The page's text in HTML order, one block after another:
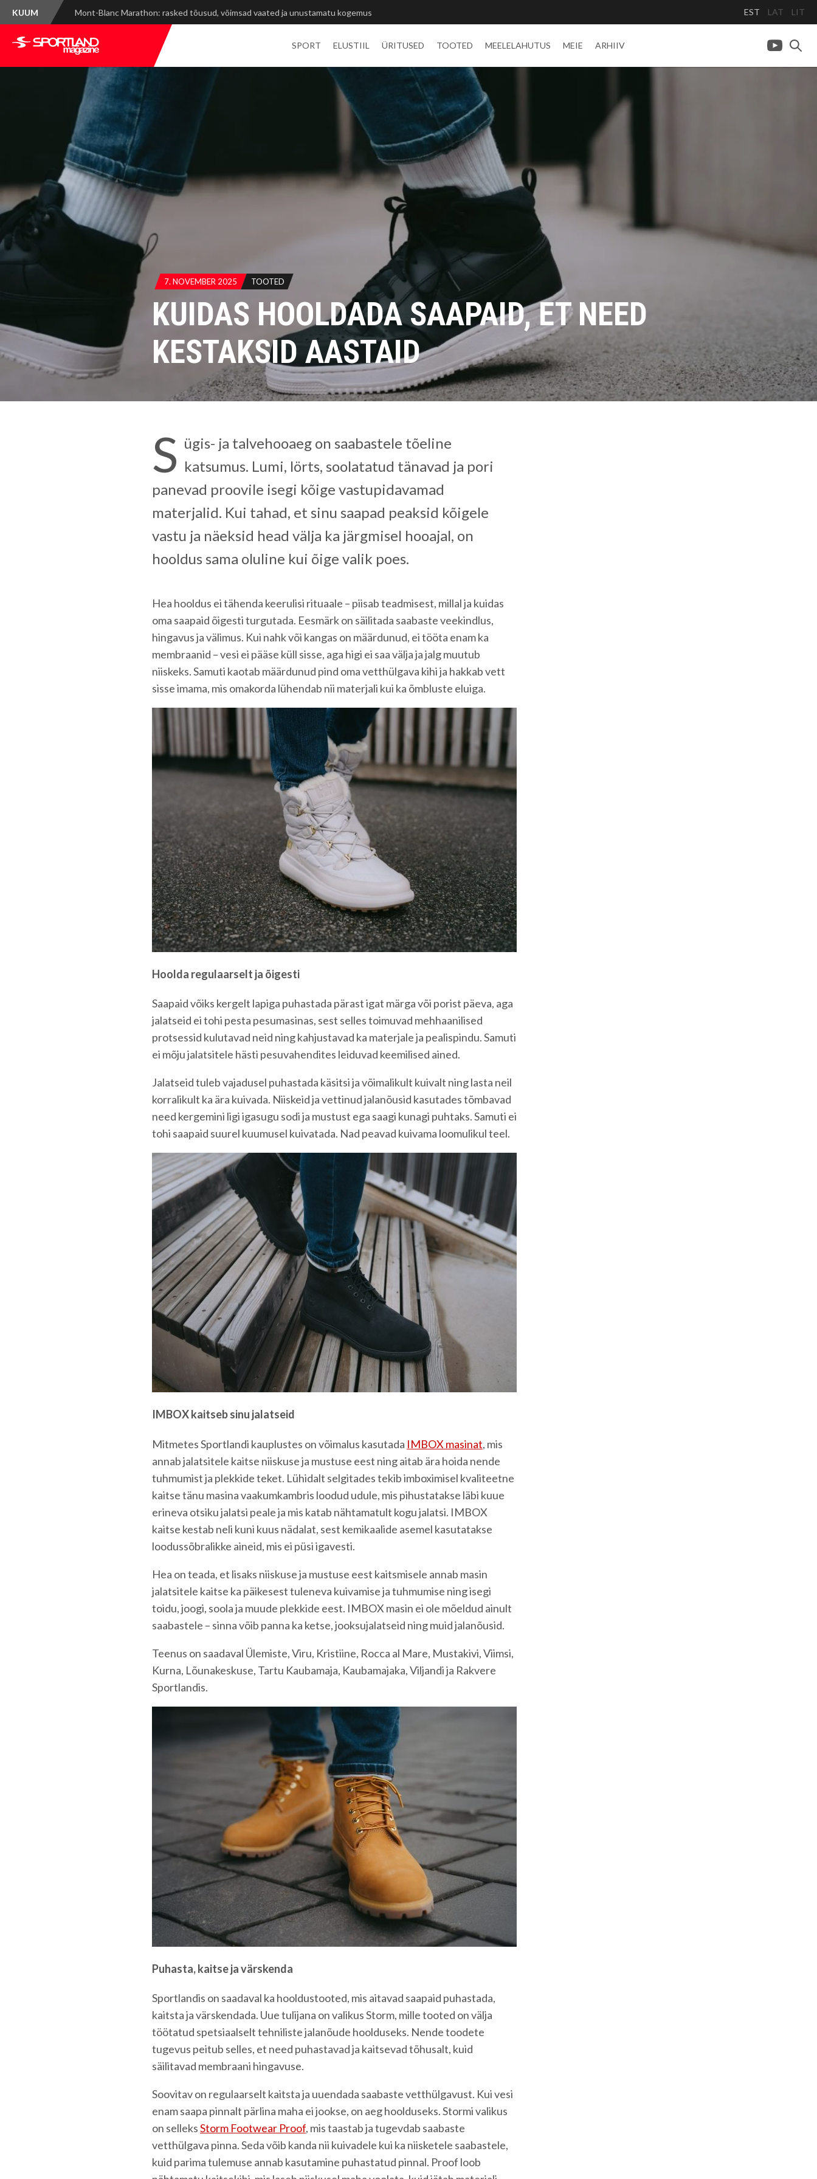
KUUM Spordinädala kokkuvõte: WRC Delfi Rally Estonia ja tiitlivõistluste medalid EST LAT LIT
SPORT ELUSTIIL ÜRITUSED TOOTED MEELELAHUTUS MEIE ARHIIV
7. NOVEMBER 2025 TOOTED
KUIDAS HOOLDADA SAAPAID, ET NEED
KESTAKSID AASTAID
S ügis- ja talvehooaeg on saabastele tõeline
katsumus. Lumi, lörts, soolatatud tänavad ja pori
panevad proovile isegi kõige vastupidavamad
materjalid. Kui tahad, et sinu saapad peaksid kõigele
vastu ja näeksid head välja ka järgmisel hooajal, on
hooldus sama oluline kui õige valik poes.
Hea hooldus ei tähenda keerulisi rituaale – piisab teadmisest, millal ja kuidas
oma saapaid õigesti turgutada. Eesmärk on säilitada saabaste veekindlus,
hingavus ja välimus. Kui nahk või kangas on määrdunud, ei tööta enam ka
membraanid – vesi ei pääse küll sisse, aga higi ei saa välja ja jalg muutub
niiskeks. Samuti kaotab määrdunud pind oma vetthülgava kihi ja hakkab vett
sisse imama, mis omakorda lühendab nii materjali kui ka õmbluste eluiga.
Hoolda regulaarselt ja õigesti
Saapaid võiks kergelt lapiga puhastada pärast igat märga või porist päeva, aga
jalatseid ei tohi pesta pesumasinas, sest selles toimuvad mehhaanilised
protsessid kulutavad neid ning kahjustavad ka materjale ja pealispindu. Samuti
ei mõju jalatsitele hästi pesuvahendites leiduvad keemilised ained.
Jalatseid tuleb vajadusel puhastada käsitsi ja võimalikult kuivalt ning lasta neil
korralikult ka ära kuivada. Niiskeid ja vettinud jalanõusid kasutades tõmbavad
need kergemini ligi igasugu sodi ja mustust ega saagi kunagi puhtaks. Samuti ei
tohi saapaid suurel kuumusel kuivatada. Nad peavad kuivama loomulikul teel.
IMBOX kaitseb sinu jalatseid
Mitmetes Sportlandi kauplustes on võimalus kasutada IMBOX masinat, mis
annab jalatsitele kaitse niiskuse ja mustuse eest ning aitab ära hoida nende
tuhmumist ja plekkide teket. Lühidalt selgitades tekib imboximisel kvaliteetne
kaitse tänu masina vaakumkambris loodud udule, mis pihustatakse läbi kuue
erineva otsiku jalatsi peale ja mis katab nähtamatult kogu jalatsi. IMBOX
kaitse kestab neli kuni kuus nädalat, sest kemikaalide asemel kasutatakse
loodussõbralikke aineid, mis ei püsi igavesti.
Hea on teada, et lisaks niiskuse ja mustuse eest kaitsmisele annab masin
jalatsitele kaitse ka päikesest tuleneva kuivamise ja tuhmumise ning isegi
toidu, joogi, soola ja muude plekkide eest. IMBOX masin ei ole mõeldud ainult
saabastele – sinna võib panna ka ketse, jooksujalatseid ning muid jalanõusid.
Teenus on saadaval Ülemiste, Viru, Kristiine, Rocca al Mare, Mustakivi, Viimsi,
Kurna, Lõunakeskuse, Tartu Kaubamaja, Kaubamajaka, Viljandi ja Rakvere
Sportlandis.
Puhasta, kaitse ja värskenda
Sportlandis on saadaval ka hooldustooted, mis aitavad saapaid puhastada,
kaitsta ja värskendada. Uue tulijana on valikus Storm, mille tooted on välja
töötatud spetsiaalselt tehniliste jalanõude hoolduseks. Nende toodete
tugevus peitub selles, et need puhastavad ja kaitsevad tõhusalt, kuid
säilitavad membraani hingavuse.
Soovitav on regulaarselt kaitsta ja uuendada saabaste vetthülgavust. Kui vesi
enam saapa pinnalt pärlina maha ei jookse, on aeg hoolduseks. Stormi valikus
on selleksStorm Footwear Proof, mis taastab ja tugevdab saabaste
vetthülgava pinna. Seda võib kanda nii kuivadele kui ka niisketele saabastele,
kuid parima tulemuse annab kasutamine puhastatud pinnal. Proof loob